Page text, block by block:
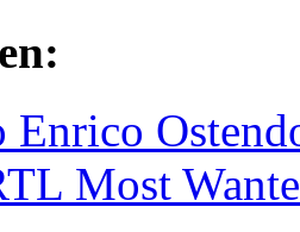
Enrico
Most